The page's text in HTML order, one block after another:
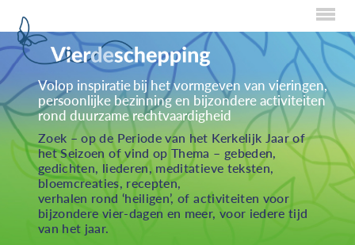
Home
Over Creaties
Over Vieren
Over Eten
Over Activiteiten
Inzenden
Volop inspiratie bij het vormgeven van vieringen,
persoonlijke bezinning en bijzondere activiteiten
rond duurzame rechtvaardigheid
Zoek – op de Periode van het Kerkelijk Jaar of
het Seizoen of vind op Thema – gebeden,
gedichten, liederen, meditatieve teksten,
bloemcreaties, recepten,
verhalen rond ‘heiligen’, of activiteiten voor
bijzondere vier-dagen en meer, voor iedere tijd
van het jaar.